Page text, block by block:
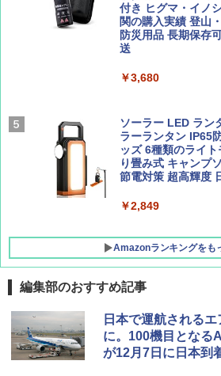
BE-PAL(ビ-パル)
SOTO ミニマル"旅
￥1,500
新しい日本地理 地
解く (講談社現代新
￥1,540
簡単設置 ポップア
ュ(BC仕様) PATC-
￥8,991
収納 コンパクト 簡
ソロキャンプ ソロ
￥20,718
付き ヒグマ・イノ
関の購入実績 登山
防災用品 長期保存
送
￥3,680
ソーラー LED ラン
ラーランタン IP65
ッズ 6種類のライ
り畳み式 キャンプ
節電対策 超高輝度
￥2,849
Amazonランキングをも
編集部のおすすめ記事
日本で運航される
に。100機目となる
が12月7日に日本到